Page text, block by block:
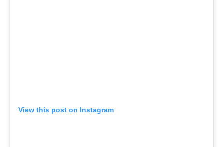
View this post on Instagram